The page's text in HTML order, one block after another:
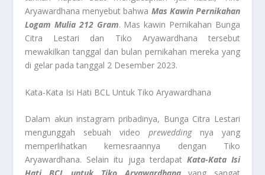
Aryawardhana menyebut bahwa Mas Kawin Pernikahan
Logam Mulia 212 Gram. Mas kawin Pernikahan Bunga
Citra Lestari dan Tiko Aryawardhana tersebut
mewakilkan tanggal dan bulan pernikahan mereka yang
di gelar pada tanggal 2 Desember 2023.
Kata-Kata Isi Hati BCL Untuk Tiko Aryawardhana
Dalam akun instagram pribadinya, Bunga Citra Lestari
mengunggah sebuah video preweddingnya yang
memperlihatkan kemesraannya dengan Tiko
Aryawardhana. Selain itu juga terdapat Kata-Kata Isi